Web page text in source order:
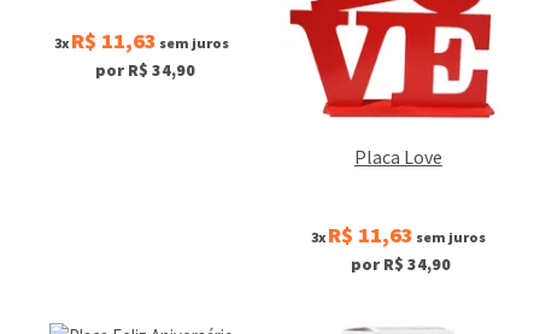
3x R$ 11,63 sem juros
por R$ 34,90
Placa Love
3x R$ 11,63 sem juros
por R$ 34,90